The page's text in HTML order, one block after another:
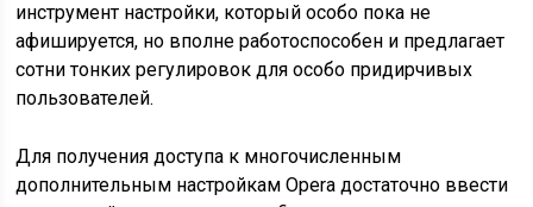
инструмент настройки, который особо пока не
афишируется, но вполне работоспособен и предлагает
сотни тонких регулировок для особо придирчивых
пользователей.
Для получения доступа к многочисленным
дополнительным настройкам Opera достаточно ввести